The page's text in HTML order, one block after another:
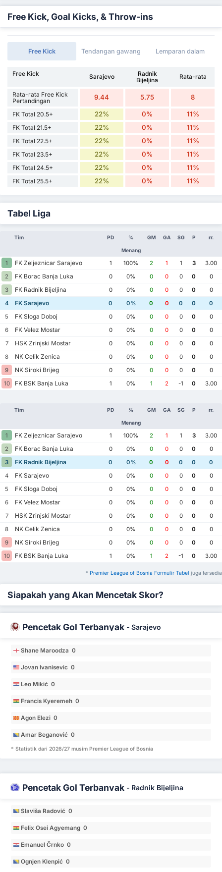
Free Kick, Goal Kicks, & Throw-ins
Free Kick Tendangan gawang Lemparan dalam
Free Kick Sarajevo
Radnik
Bijeljina
Rata-rata
Rata-rata Free Kick
Pertandingan
9.44 5.75 8
FK Total 20.5+ 22% 0% 11%
FK Total 21.5+ 22% 0% 11%
FK Total 22.5+ 22% 0% 11%
FK Total 23.5+ 22% 0% 11%
FK Total 24.5+ 22% 0% 11%
FK Total 25.5+ 22% 0% 11%
Tabel Liga
Tim PD %
Menang
GM GA SG P rr.
1 FK Zeljeznicar Sarajevo 1 100% 2 1 1 3
3.00
2
FK Borac Banja Luka 0 0% 0 0 0 0
0
3
FK Radnik Bijeljina 0 0% 0 0 0 0
0
4
FK Sarajevo 0 0% 0 0 0 0
0
5
FK Sloga Doboj 0 0% 0 0 0 0
0
6
FK Velez Mostar 0 0% 0 0 0 0
0
7
HSK Zrinjski Mostar 0 0% 0 0 0 0
0
8
NK Celik Zenica 0 0% 0 0 0 0
0
9
NK Siroki Brijeg 0 0% 0 0 0 0
0
10
FK BSK Banja Luka 1 0% 1 2 -1 0 3.00
Tim PD %
Menang
GM GA SG P rr.
1 FK Zeljeznicar Sarajevo 1 100% 2 1 1 3
3.00
2
FK Borac Banja Luka 0 0% 0 0 0 0
0
3
FK Radnik Bijeljina 0 0% 0 0 0 0
0
4
FK Sarajevo 0 0% 0 0 0 0
0
5
FK Sloga Doboj 0 0% 0 0 0 0
0
6
FK Velez Mostar 0 0% 0 0 0 0
0
7
HSK Zrinjski Mostar 0 0% 0 0 0 0
0
8
NK Celik Zenica 0 0% 0 0 0 0
0
9
NK Siroki Brijeg 0 0% 0 0 0 0
0
10
FK BSK Banja Luka 1 0% 1 2 -1 0 3.00
* Premier League of Bosnia Formulir Tabel juga tersedia
Siapakah yang Akan Mencetak Skor?
Pencetak Gol Terbanyak - Sarajevo
Shane Maroodza 0
Jovan Ivanisevic 0
Leo Mikić 0
Francis Kyeremeh 0
Agon Elezi 0
Amar Beganović 0
* Statistik dari 2026/27 musim Premier League of Bosnia
Pencetak Gol Terbanyak - Radnik Bijeljina
Slaviša Radović 0
Felix Osei Agyemang 0
Emanuel Črnko 0
Ognjen Klenpić 0